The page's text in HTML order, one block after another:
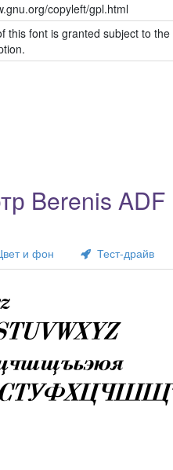
copyleft/gpl.html
this font is granted subject to
Berenis ADF
и фон Тест-драйв